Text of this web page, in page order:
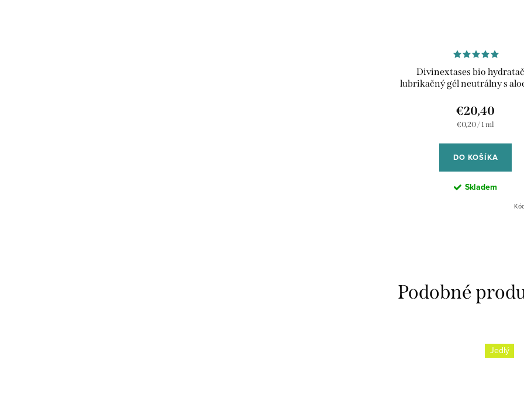
Divinextases bio
lubrikačný gél neutrálny s
€20,40
Jednotková
€0,20 / 1 ml
DO KOŠÍKA
Skladem
Jedlý